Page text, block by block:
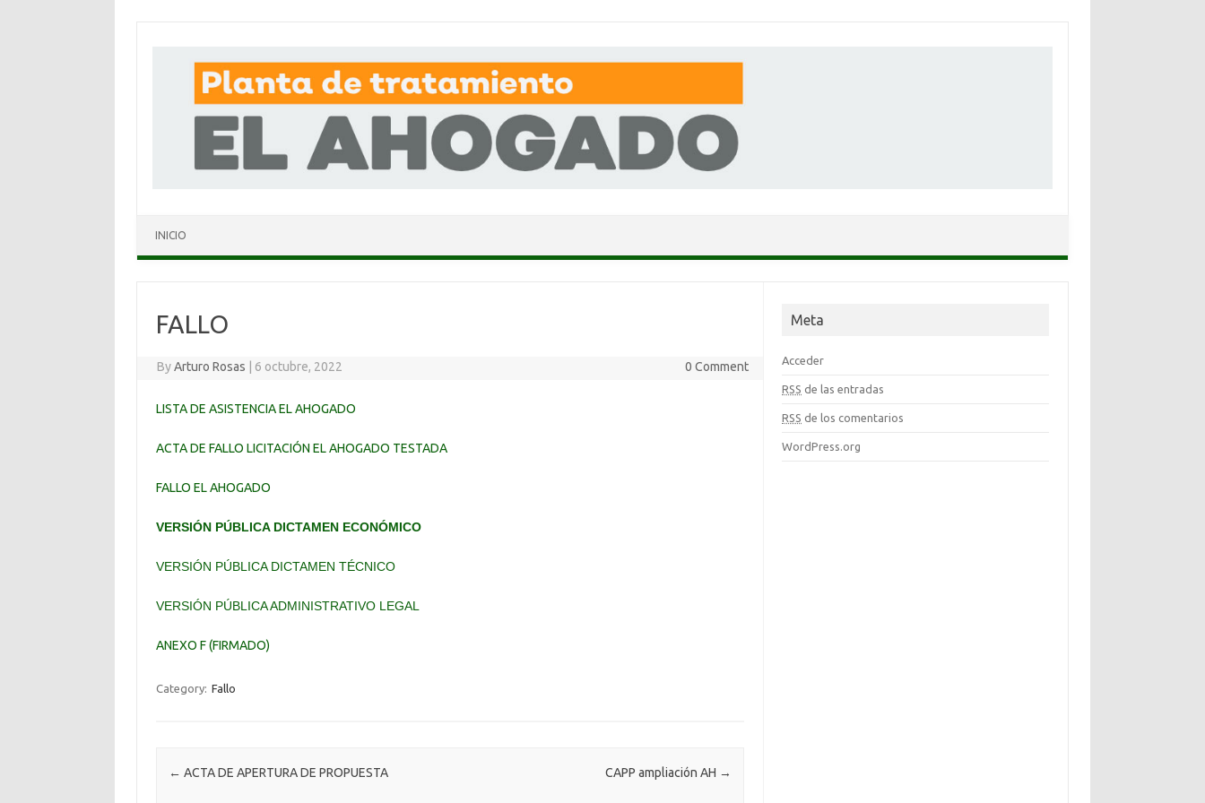
INICIO
FALLO
ByArturo Rosas 6 octubre, 2022 0 Comment
LISTA DE ASISTENCIA EL AHOGADO
ACTA DE FALLO LICITACIÓN EL AHOGADO TESTADA
FALLO EL AHOGADO
VERSIÓN PÚBLICA DICTAMEN ECONÓMICO
VERSIÓN PÚBLICA DICTAMEN TÉCNICO
VERSIÓN PÚBLICA ADMINISTRATIVO LEGAL
ANEXO F (FIRMADO)
Category: Fallo
Post navigation
← ACTA DE APERTURA DE PROPUESTA CAPP ampliación AH →
Meta
Acceder
RSS de las entradas
RSS de los comentarios
WordPress.org